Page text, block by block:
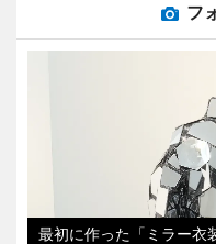
フ
最初に作った「ミラー衣